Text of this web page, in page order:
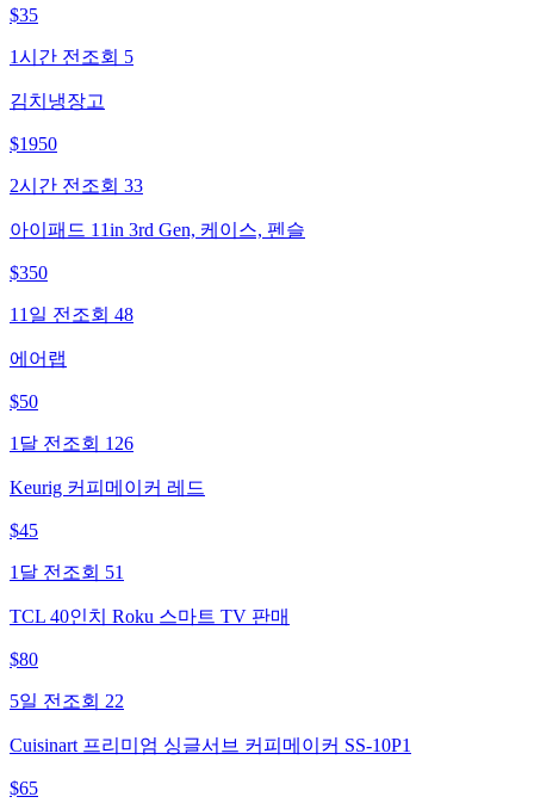
$35
1시간 전 조회 5
김치냉장고
$1950
2시간 전 조회 33
아이패드 11in 3rd Gen, 케이스, 펜슬
$350
11일 전 조회 48
에어랩
$50
1달 전 조회 126
Keurig 커피메이커 레드
$45
1달 전 조회 51
TCL 40인치 Roku 스마트 TV 판매
$80
5일 전 조회 22
Cuisinart 프리미엄 싱글서브 커피메이커 SS-10P1
$65